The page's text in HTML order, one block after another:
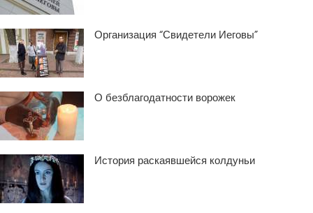
Организация “Свидетели Иеговы”
О безблагодатности ворожек
История раскаявшейся колдуньи